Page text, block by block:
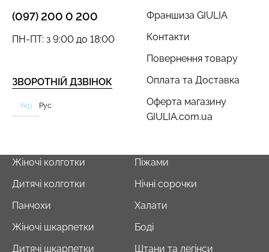
Франшиза GIULIA
Контакти
Повернення товару
Оплата та Доставка
Оферта магазину
GIULIA.com.ua
(097) 200 0 200
ЗВОРОТНІЙ ДЗВІНОК
ПН-ПТ: з 9:00 до 18:00
Укр Рус
Жіночі колготки
Дитячі колготки
Панчохи
Жіночі шкарпетки
Дитячі шкарпетки
Піжами
Нічні сорочки
Халати
Боді
Штани та легінси